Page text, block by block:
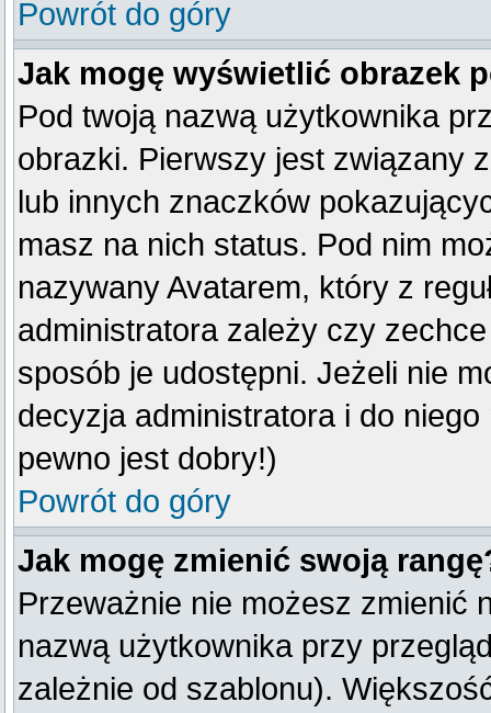
Powrót do góry
Jak mogę wyświetlić obrazek
Pod twoją nazwą użytkownika
obrazki. Pierwszy jest związany
lub innych znaczków
masz na nich status. Pod nim
nazywany Avatarem, który z
administratora zależy czy
sposób je udostępni. Jeżeli nie
decyzja administratora i do
pewno jest dobry!)
Powrót do góry
Jak mogę zmienić swoją
Przeważnie nie możesz zmienić
nazwą użytkownika przy
zależnie od szablonu).